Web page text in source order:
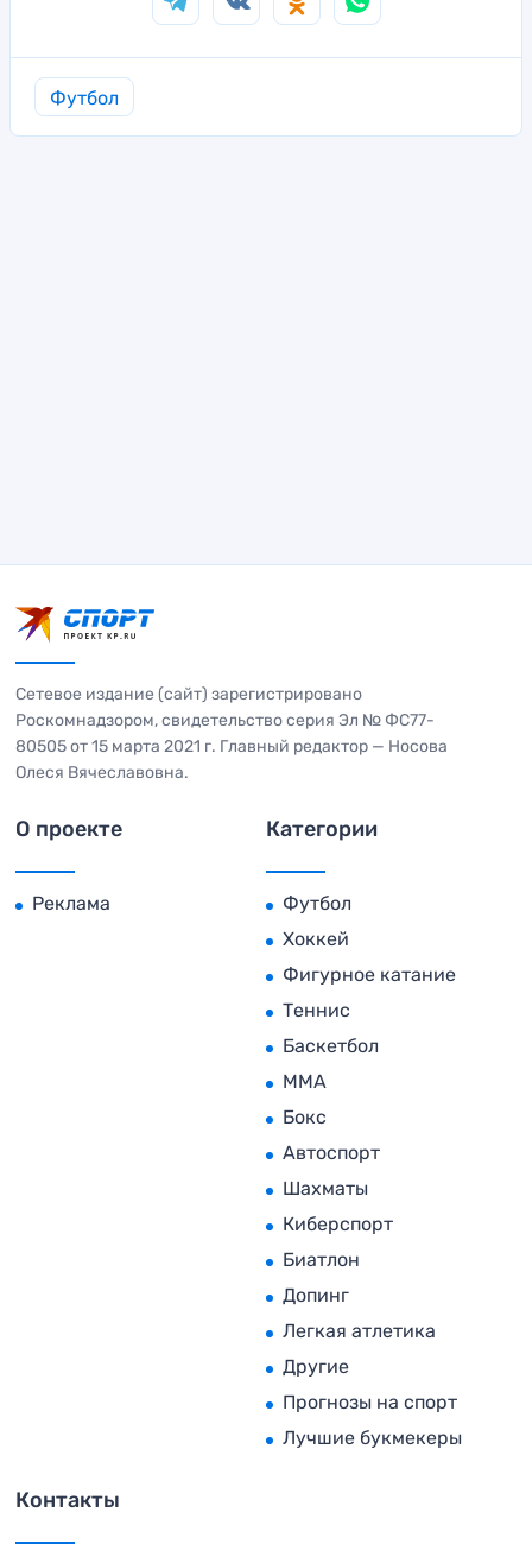
Футбол
Сетевое издание (сайт) зарегистрировано
Роскомнадзором, свидетельство серия Эл № ФС77-
80505 от 15 марта 2021 г. Главный редактор — Носова
Олеся Вячеславовна.
О проекте
Реклама
Категории
Футбол
Хоккей
Фигурное катание
Теннис
Баскетбол
MMA
Бокс
Автоспорт
Шахматы
Киберспорт
Биатлон
Допинг
Легкая атлетика
Другие
Прогнозы на спорт
Лучшие букмекеры
Контакты